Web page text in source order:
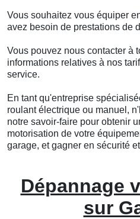
Vous souhaitez vous équiper
avez besoin de prestations de
Vous pouvez nous contacter à
informations relatives à nos
service.
En tant qu'entreprise
roulant électrique ou manuel,
notre savoir-faire pour obtenir
motorisation de votre
garage, et gagner en sécurité
Dépannage
sur